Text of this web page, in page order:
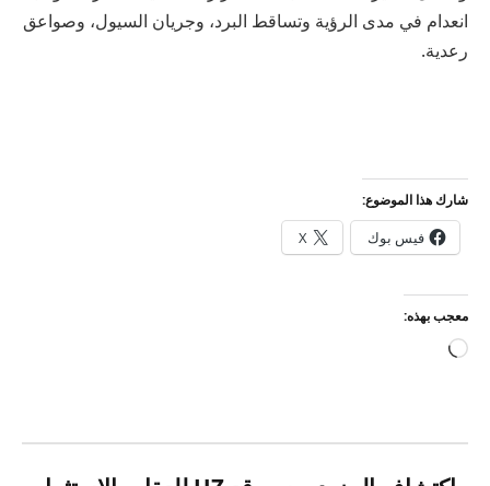
انعدام في مدى الرؤية وتساقط البرد، وجريان السيول، وصواعق
رعدية.
شارك هذا الموضوع:
فيس بوك X
معجب بهذه:
جاري